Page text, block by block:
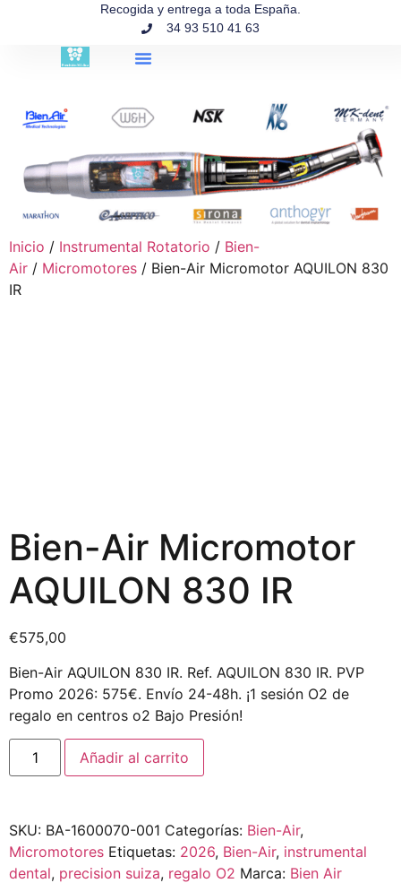
Recogida y entrega a toda España.
34 93 510 41 63
Inicio / Instrumental Rotatorio / Bien-
Air / Micromotores / Bien-Air Micromotor AQUILON 830
IR
Bien-Air Micromotor
AQUILON 830 IR
€575,00
Bien-Air AQUILON 830 IR. Ref. AQUILON 830 IR. PVP
Promo 2026: 575€. Envío 24-48h. ¡1 sesión O2 de
regalo en centros o2 Bajo Presión!
Añadir al carrito
SKU: BA-1600070-001 Categorías: Bien-Air,
Micromotores Etiquetas: 2026, Bien-Air, instrumental
dental, precision suiza, regalo O2 Marca: Bien Air